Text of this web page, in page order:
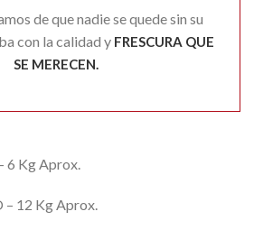
de que nadie se quede sin su
con la calidad y FRESCURA QUE
SE MERECEN.
6 Kg Aprox.
– 12 Kg Aprox.